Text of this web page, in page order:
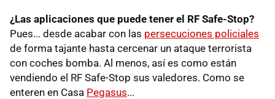
¿Las aplicaciones que puede tener el RF Safe-Stop?
Pues... desde acabar con las persecuciones policiales
de forma tajante hasta cercenar un ataque terrorista
con coches bomba. Al menos, así es como están
vendiendo el RF Safe-Stop sus valedores. Como se
enteren en Casa Pegasus...